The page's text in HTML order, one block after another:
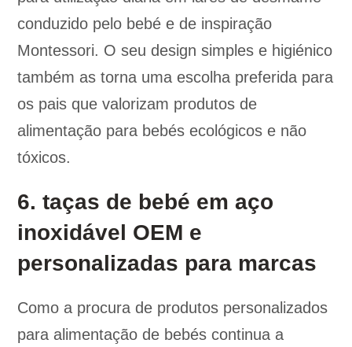
conduzido pelo bebé e de inspiração
Montessori. O seu design simples e higiénico
também as torna uma escolha preferida para
os pais que valorizam produtos de
alimentação para bebés ecológicos e não
tóxicos.
6. taças de bebé em aço
inoxidável OEM e
personalizadas para marcas
Como a procura de produtos personalizados
para alimentação de bebés continua a